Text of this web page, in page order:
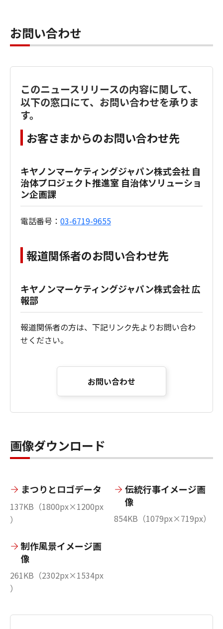
お問い合わせ
このニュースリリースの内容に関して、
以下の窓口にて、お問い合わせを承りま
す。
お客さまからのお問い合わせ先
キヤノンマーケティングジャパン株式会社 自
治体プロジェクト推進室 自治体ソリューショ
ン企画課
電話番号： 03-6719-9655
報道関係者のお問い合わせ先
キヤノンマーケティングジャパン株式会社 広
報部
報道関係者の方は、下記リンク先よりお問い合わ
せください。
お問い合わせ
画像ダウンロード
まつりとロゴデータ
137KB（1800px×1200px
）
伝統行事イメージ画
像
854KB（1079px×719px）
制作風景イメージ画
像
261KB（2302px×1534px
）